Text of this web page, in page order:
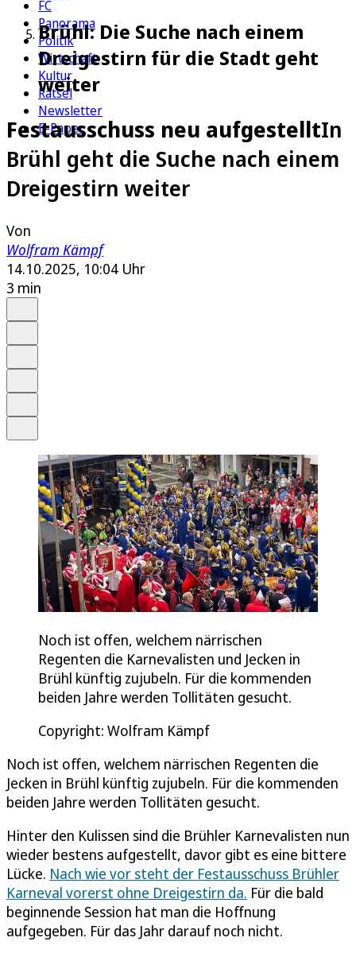
FC
Panorama
Politik
Wirtschaft
Kultur
Rätsel
Newsletter
E-Paper
Brühl: Die Suche nach einem
Dreigestirn für die Stadt geht
weiter
Festausschuss neu aufgestelltIn
Brühl geht die Suche nach einem
Dreigestirn weiter
Von
Wolfram Kämpf
14.10.2025, 10:04 Uhr
3 min
Noch ist offen, welchem närrischen
Regenten die Karnevalisten und Jecken in
Brühl künftig zujubeln. Für die kommenden
beiden Jahre werden Tollitäten gesucht.
Copyright: Wolfram Kämpf
Noch ist offen, welchem närrischen Regenten die
Jecken in Brühl künftig zujubeln. Für die kommenden
beiden Jahre werden Tollitäten gesucht.
Hinter den Kulissen sind die Brühler Karnevalisten nun
wieder bestens aufgestellt, davor gibt es eine bittere
Lücke. Nach wie vor steht der Festausschuss Brühler
Karneval vorerst ohne Dreigestirn da. Für die bald
beginnende Session hat man die Hoffnung
aufgegeben. Für das Jahr darauf noch nicht.